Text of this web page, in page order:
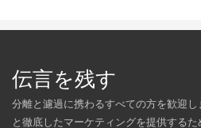
伝言を残す
分離と濾過に携わるすべての方を歓迎
と徹底したマーケティングを提供する